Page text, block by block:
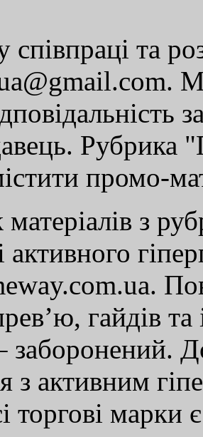
співпраці та
Рубрика
промо-
з
активного
гайдів
заборонений.
з активним
торгові марки